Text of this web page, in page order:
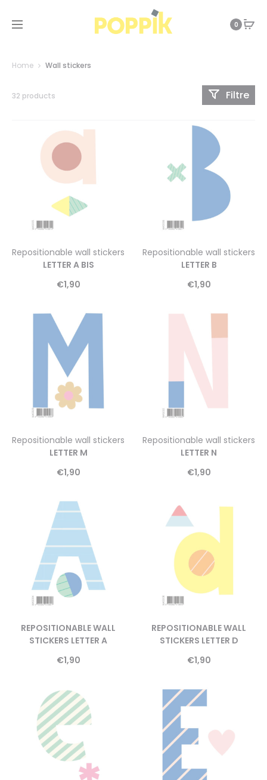
0
Home Wall stickers
32 products Filtre
Repositionable wall stickers
LETTER A BIS
€1,90
Repositionable wall stickers
LETTER B
€1,90
Repositionable wall stickers
LETTER M
€1,90
Repositionable wall stickers
LETTER N
€1,90
REPOSITIONABLE WALL
STICKERS LETTER A
€1,90
REPOSITIONABLE WALL
STICKERS LETTER D
€1,90